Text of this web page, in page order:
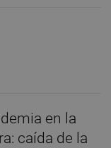
en la
caída de la